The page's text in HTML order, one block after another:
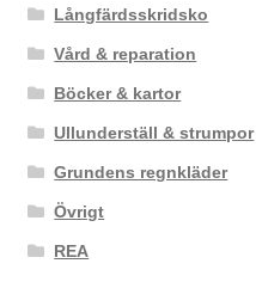
Långfärdsskridsko
Vård & reparation
Böcker & kartor
Ullunderställ & strumpor
Grundens regnkläder
Övrigt
REA